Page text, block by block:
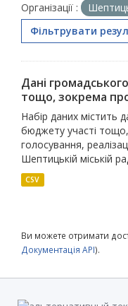
Організації :
Фільтрувати
Дані
тощо, зокрема
Набір даних містить
бюджету участі
голосування,
Шептицькій міській
CSV
Ви можете отримати
Документація API).